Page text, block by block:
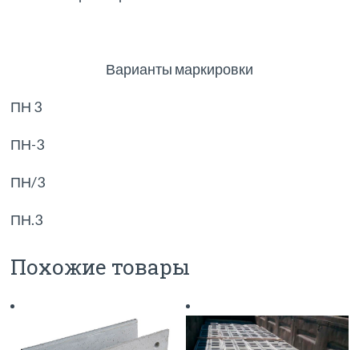
Варианты маркировки
ПН 3
ПН-3
ПН/3
ПН.3
Похожие товары